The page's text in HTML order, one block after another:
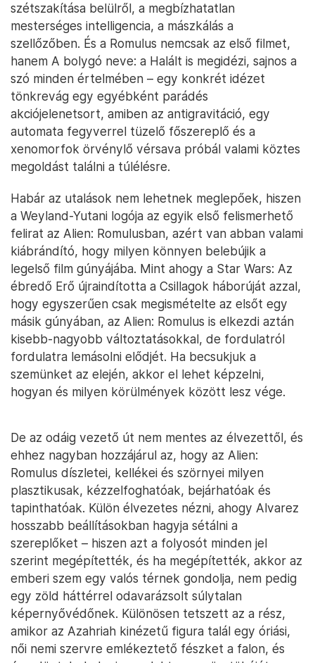
szétszakítása belülről, a megbízhatatlan
mesterséges intelligencia, a mászkálás a
szellőzőben. És a Romulus nemcsak az első filmet,
hanem A bolygó neve: a Halált is megidézi, sajnos a
szó minden értelmében – egy konkrét idézet
tönkrevág egy egyébként parádés
akciójelenetsort, amiben az antigravitáció, egy
automata fegyverrel tüzelő főszereplő és a
xenomorfok örvénylő vérsava próbál valami köztes
megoldást találni a túlélésre.
Habár az utalások nem lehetnek meglepőek, hiszen
a Weyland-Yutani logója az egyik első felismerhető
felirat az Alien: Romulusban, azért van abban valami
kiábrándító, hogy milyen könnyen belebújik a
legelső film gúnyájába. Mint ahogy a Star Wars: Az
ébredő Erő újraindította a Csillagok háborúját azzal,
hogy egyszerűen csak megismételte az elsőt egy
másik gúnyában, az Alien: Romulus is elkezdi aztán
kisebb-nagyobb változtatásokkal, de fordulatról
fordulatra lemásolni elődjét. Ha becsukjuk a
szemünket az elején, akkor el lehet képzelni,
hogyan és milyen körülmények között lesz vége.
De az odáig vezető út nem mentes az élvezettől, és
ehhez nagyban hozzájárul az, hogy az Alien:
Romulus díszletei, kellékei és szörnyei milyen
plasztikusak, kézzelfoghatóak, bejárhatóak és
tapinthatóak. Külön élvezetes nézni, ahogy Alvarez
hosszabb beállításokban hagyja sétálni a
szereplőket – hiszen azt a folyosót minden jel
szerint megépítették, és ha megépítették, akkor az
emberi szem egy valós térnek gondolja, nem pedig
egy zöld háttérrel odavarázsolt súlytalan
képernyővédőnek. Különösen tetszett az a rész,
amikor az Azahriah kinézetű figura talál egy óriási,
női nemi szervre emlékeztető fészket a falon, és